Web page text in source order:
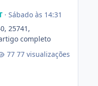
· Sábado às 14:31
25741,
completo
77 visualizações